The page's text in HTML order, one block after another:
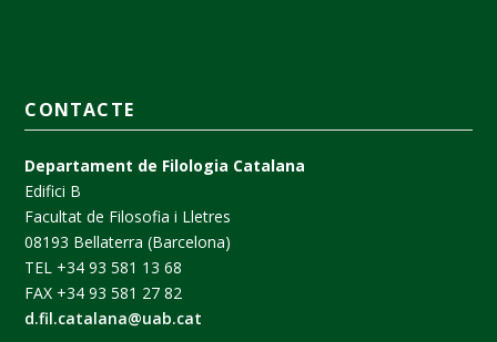
CONTACTE
Departament de Filologia Catalana
Edifici B
Facultat de Filosofia i Lletres
08193 Bellaterra (Barcelona)
TEL +34 93 581 13 68
FAX +34 93 581 27 82
d.fil.catalana@uab.cat